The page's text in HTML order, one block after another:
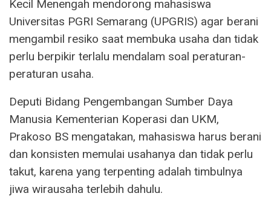
Kecil Menengah mendorong mahasiswa
Universitas PGRI Semarang (UPGRIS) agar berani
mengambil resiko saat membuka usaha dan tidak
perlu berpikir terlalu mendalam soal peraturan-
peraturan usaha.
Deputi Bidang Pengembangan Sumber Daya
Manusia Kementerian Koperasi dan UKM,
Prakoso BS mengatakan, mahasiswa harus berani
dan konsisten memulai usahanya dan tidak perlu
takut, karena yang terpenting adalah timbulnya
jiwa wirausaha terlebih dahulu.